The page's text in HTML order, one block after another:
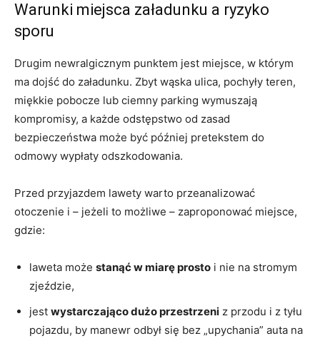
Warunki miejsca załadunku a ryzyko
sporu
Drugim newralgicznym punktem jest miejsce, w którym
ma dojść do załadunku. Zbyt wąska ulica, pochyły teren,
miękkie pobocze lub ciemny parking wymuszają
kompromisy, a każde odstępstwo od zasad
bezpieczeństwa może być później pretekstem do
odmowy wypłaty odszkodowania.
Przed przyjazdem lawety warto przeanalizować
otoczenie i – jeżeli to możliwe – zaproponować miejsce,
gdzie:
laweta może stanąć w miarę prosto i nie na stromym
zjeździe,
jest wystarczająco dużo przestrzeni z przodu i z tyłu
pojazdu, by manewr odbył się bez „upychania” auta na